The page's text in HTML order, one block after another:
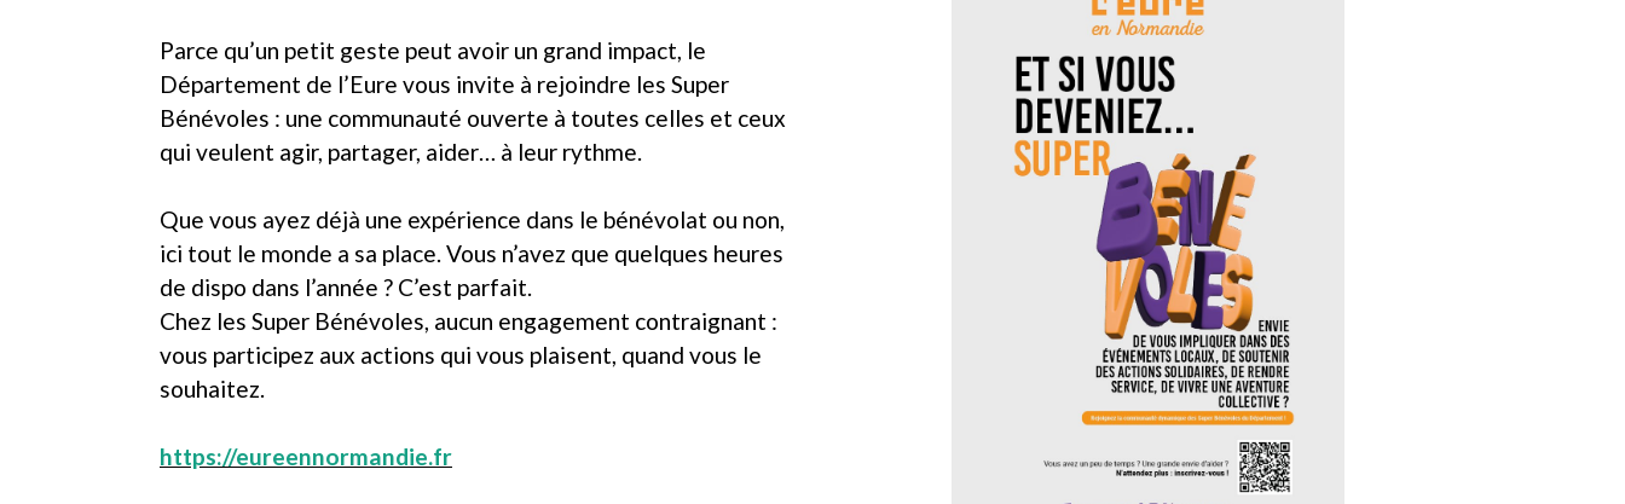
Parce qu’un petit geste peut avoir un grand impact, le
Département de l’Eure vous invite à rejoindre les Super
Bénévoles : une communauté ouverte à toutes celles et ceux
qui veulent agir, partager, aider… à leur rythme.
Que vous ayez déjà une expérience dans le bénévolat ou non,
ici tout le monde a sa place. Vous n’avez que quelques heures
de dispo dans l’année ? C’est parfait.
Chez les Super Bénévoles, aucun engagement contraignant :
vous participez aux actions qui vous plaisent, quand vous le
souhaitez.
https://eureennormandie.fr